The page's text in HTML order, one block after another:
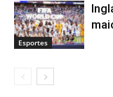
Esportes